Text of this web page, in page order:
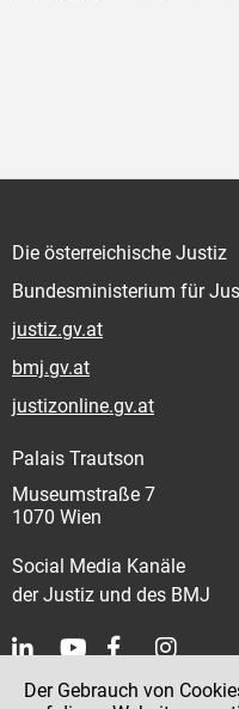
Die österreichische Justiz
Bundesministerium für
justiz.gv.at
bmj.gv.at
justizonline.gv.at
Palais Trautson
Museumstraße 7
1070 Wien
Social Media Kanäle
der Justiz und des BMJ
Kontakt
Der Gebrauch von